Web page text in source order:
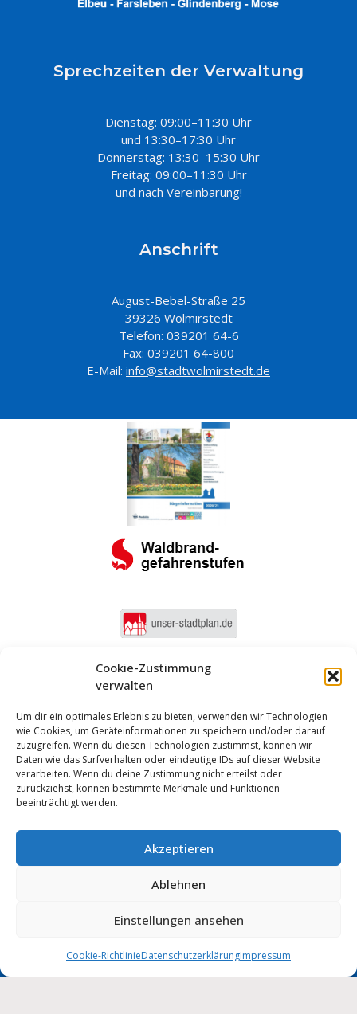
Cookie-Zustimmung
verwalten
Um dir ein optimales Erlebnis zu bieten, verwenden wir Technologien
wie Cookies, um Geräteinformationen zu speichern und/oder darauf
zuzugreifen. Wenn du diesen Technologien zustimmst, können wir
Daten wie das Surfverhalten oder eindeutige IDs auf dieser Website
verarbeiten. Wenn du deine Zustimmung nicht erteilst oder
zurückziehst, können bestimmte Merkmale und Funktionen
beeinträchtigt werden.
Akzeptieren
Ablehnen
Einstellungen ansehen
Cookie-RichtlinieDatenschutzerklärungImpressum
Sprechzeiten der Verwaltung
Dienstag: 09:00–11:30 Uhr
und 13:30–17:30 Uhr
Donnerstag: 13:30–15:30 Uhr
Freitag: 09:00–11:30 Uhr
und nach Vereinbarung!
Anschrift
August-Bebel-Straße 25
39326 Wolmirstedt
Telefon: 039201 64-6
Fax: 039201 64-800
E-Mail: info@stadtwolmirstedt.de
Anmelden
Barrierefreiheit
Stadt Wolmirstedt | 2026
Nachrichten
direkt auf Ihr Handy